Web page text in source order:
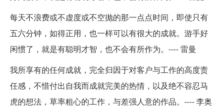
每天不浪费或不虚度或不空抛的那一点点时间，即使只有
五六分钟，如得正用，也一样可以有很大的成就。游手好
闲惯了，就是有聪明才智，也不会有所作为。---- 雷曼
我所享有的任何成就，完全归因于对客户与工作的高度责
任感，不惜付出自我而成就完美的热情，以及绝不容忍马
虎的想法，草率粗心的工作，与差强人意的作品。---- 李奥